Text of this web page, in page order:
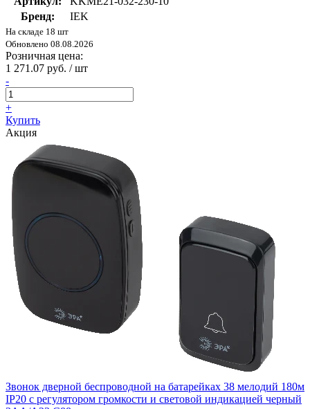
Бренд:
IEK
На складе 18 шт
Обновлено 08.08.2026
Розничная цена:
1 271.07 руб. / шт
-
+
Купить
Акция
Звонок дверной беспроводной на батарейках 38 мелодий 180м
IP20 с регулятором громкости и световой индикацией черный